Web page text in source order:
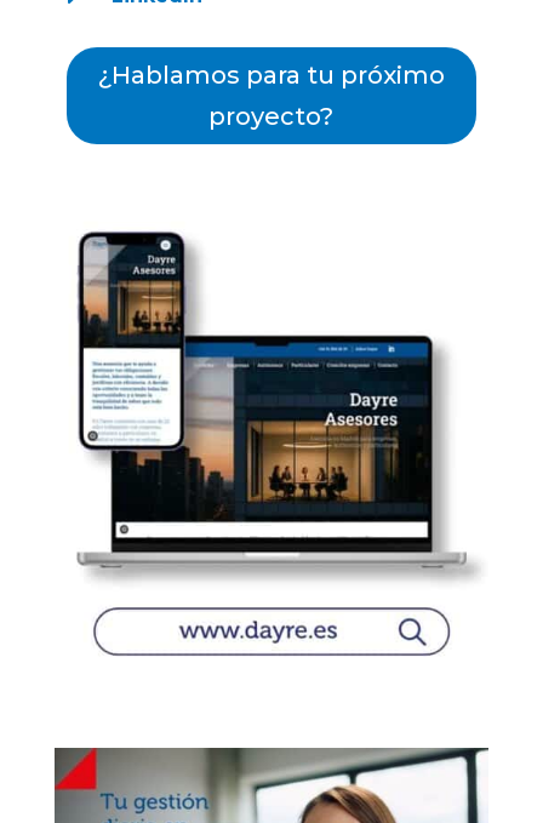
¿Hablamos para tu próximo
proyecto?